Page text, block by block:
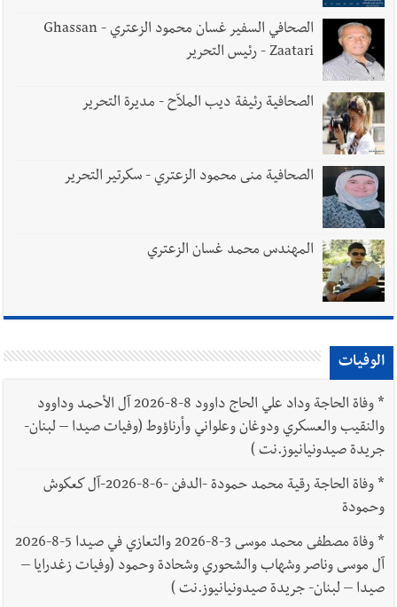
الصحافي السفير غسان محمود الزعتري - Ghassan
Zaatari - رئيس التحرير
الصحافية رئيفة ديب الملاّح - مديرة التحرير
الصحافية منى محمود الزعتري - سكرتير التحرير
المهندس محمد غسان الزعتري
الوفيات
*
وفاة الحاجة وداد علي الحاج داوود 8-8-2026 آل الأحمد وداوود
والنقيب والعسكري ودوغان وعلواني وأرناؤوط (وفيات صيدا – لبنان-
جريدة صيدونيانيوز.نت )
*
وفاة الحاجة رقية محمد حمودة -الدفن -6-8-2026-آل كعكوش
وحمودة
*
وفاة مصطفى محمد موسى 3-8-2026 والتعازي في صيدا 5-8-2026
آل موسى وناصر وشهاب والشحوري وشحادة وحمود (وفيات زغدرايا –
صيدا – لبنان- جريدة صيدونيانيوز.نت )